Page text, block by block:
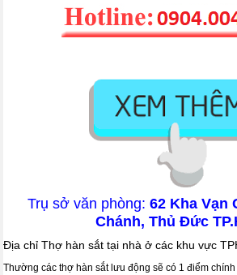
Trụ sở văn phòng: 62 Kha Vạn
Chánh, Thủ Đức
Địa chỉ Thợ hàn sắt tại nhà ở các khu vực
Thường các thợ hàn sắt lưu động sẽ có 1 điểm